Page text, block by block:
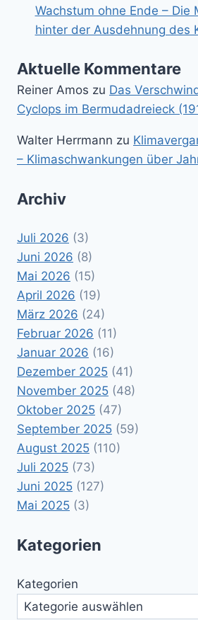
Wachstum ohne Ende – Die
hinter der Ausdehnung des
Aktuelle Kommentare
Reiner Amos zu Das
Cyclops im Bermudadreieck
Walter Herrmann zu
– Klimaschwankungen über
Archiv
Juli 2026 (3)
Juni 2026 (8)
Mai 2026 (15)
April 2026 (19)
März 2026 (24)
Februar 2026 (11)
Januar 2026 (16)
Dezember 2025 (41)
November 2025 (48)
Oktober 2025 (47)
September 2025 (59)
August 2025 (110)
Juli 2025 (73)
Juni 2025 (127)
Mai 2025 (3)
Kategorien
Kategorien